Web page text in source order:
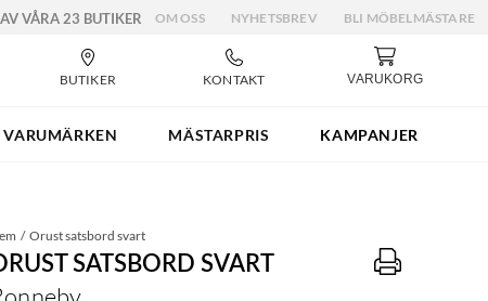
VÅRA 23 BUTIKER OM OSS NYHETSBREV BLI MÖBELMÄSTARE
BUTIKER KONTAKT VARUKORG
VARUMÄRKEN MÄSTARPRIS KAMPANJER
Orust satsbord svart
SATSBORD SVART